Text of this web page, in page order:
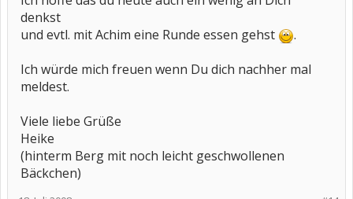
denkst
und evtl. mit Achim eine Runde essen gehst
.
Ich würde mich freuen wenn Du dich nachher mal
meldest.
Viele liebe Grüße
Heike
(hinterm Berg mit noch leicht geschwollenen
Bäckchen)